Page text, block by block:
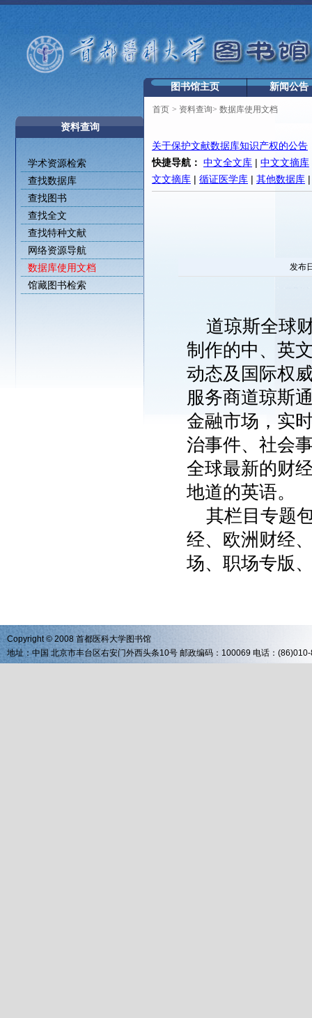
资料查询
学术资源检索
查找数据库
查找图书
查找全文
查找特种文献
网络资源导航
数据库使用文档
馆藏图书检索
图书馆主页 新闻公告
首页 > 资料查询> 数据库使用文档
关于保护文献数据库知识产权的公告
快捷导航： 中文全文库 | 中文文摘库
文文摘库 | 循证医学库 | 其他数据库
发布
道琼斯全球
制作的中、英
动态及国际权
服务商道琼斯
金融市场，实
治事件、社会
全球最新的财
地道的英语。
其栏目专题
经、欧洲财经
场、职场专版
Copyright © 2008 首都医科大学图书馆
地址：中国 北京市丰台区右安门外西头条10号 邮政编码：100069 电话：